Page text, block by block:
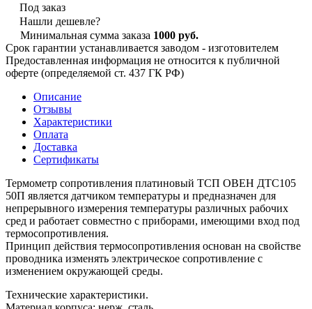
Под заказ
Нашли дешевле?
Минимальная сумма заказа 1000 руб.
Срок гарантии устанавливается заводом - изготовителем
Предоставленная информация не относится к публичной
оферте (определяемой ст. 437 ГК РФ)
Описание
Отзывы
Характеристики
Оплата
Доставка
Сертификаты
Термометр сопротивления платиновый ТСП ОВЕН ДТС105
50П является датчиком температуры и предназначен для
непрерывного измерения температуры различных рабочих
сред и работает совместно с приборами, имеющими вход под
термосопротивления.
Принцип действия термосопротивления основан на свойстве
проводника изменять электрическое сопротивление с
изменением окружающей среды.
Технические характеристики.